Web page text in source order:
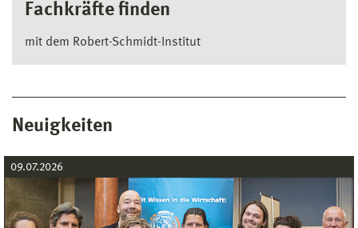
Fachkräfte finden
mit dem Robert-Schmidt-Institut
Neuigkeiten
09.07.2026